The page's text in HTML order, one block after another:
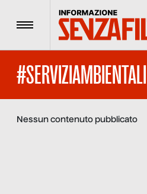
Menu
#SERVIZIAMBIENTALI
Nessun contenuto pubblicato